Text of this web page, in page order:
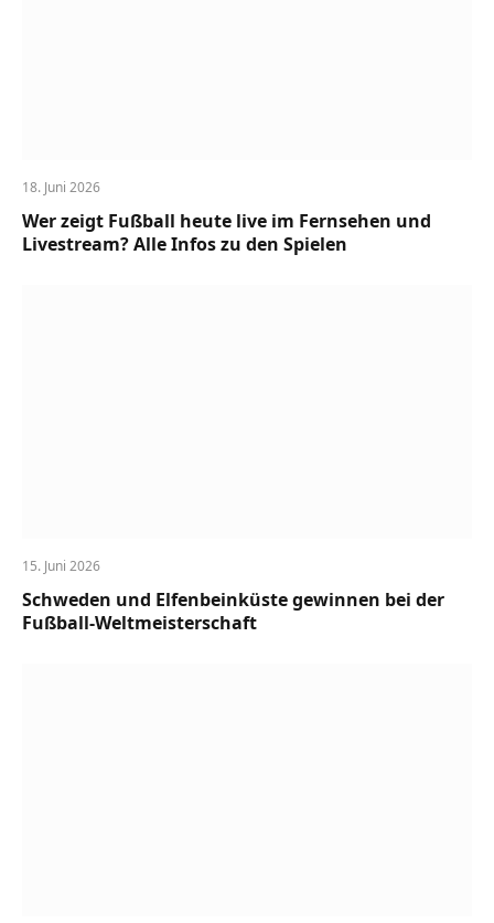
18. Juni 2026
Wer zeigt Fußball heute live im Fernsehen und
Livestream? Alle Infos zu den Spielen
15. Juni 2026
Schweden und Elfenbeinküste gewinnen bei der
Fußball-Weltmeisterschaft